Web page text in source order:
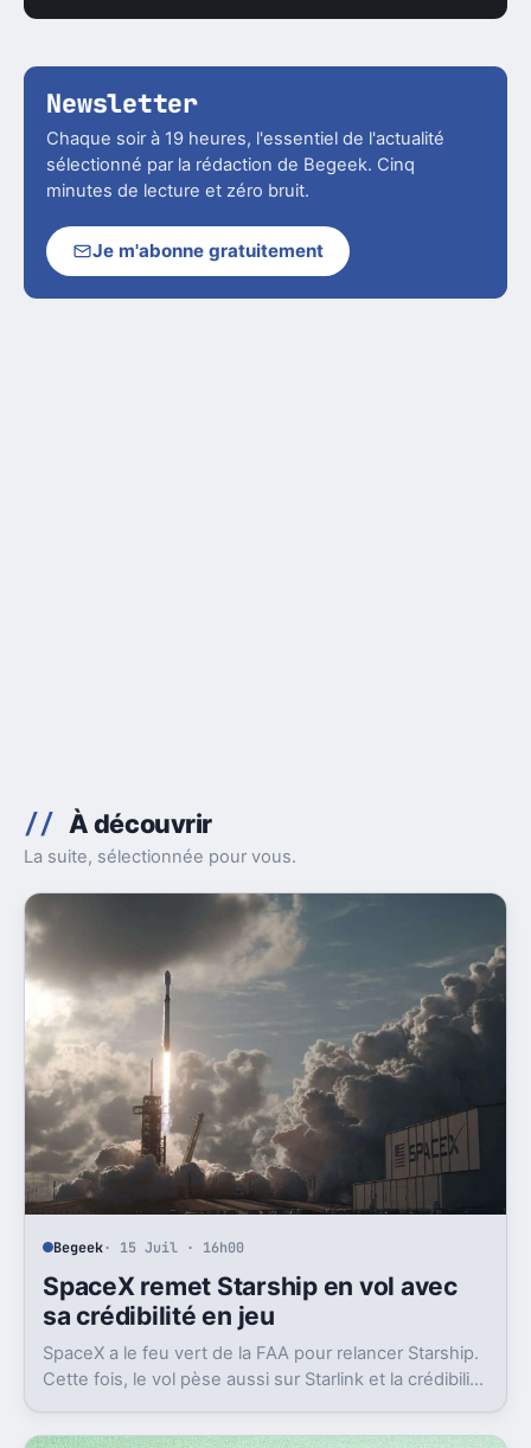
Newsletter
Chaque soir à 19 heures, l'essentiel de l'actualité
sélectionné par la rédaction de Begeek. Cinq
minutes de lecture et zéro bruit.
Je m'abonne gratuitement
À découvrir
La suite, sélectionnée pour vous.
Begeek· 15 Juil · 16h00
SpaceX remet Starship en vol avec
sa crédibilité en jeu
SpaceX a le feu vert de la FAA pour relancer Starship.
Cette fois, le vol pèse aussi sur Starlink et la crédibilité